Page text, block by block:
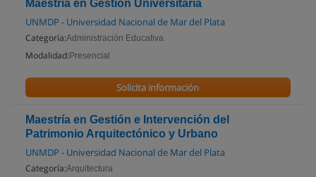
Maestría en Gestión Universitaria
UNMDP - Universidad Nacional de Mar del Plata
Categoría:Administración Educativa
Modalidad: Presencial
Solicita información
Maestría en Gestión e Intervención del
Patrimonio Arquitectónico y Urbano
UNMDP - Universidad Nacional de Mar del Plata
Categoría:Arquitectura